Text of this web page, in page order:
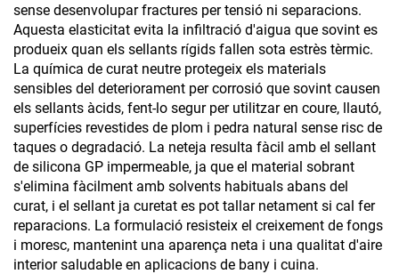
sense desenvolupar fractures per tensió ni separacions.
Aquesta elasticitat evita la infiltració d'aigua que sovint es
produeix quan els sellants rígids fallen sota estrès tèrmic.
La química de curat neutre protegeix els materials
sensibles del deteriorament per corrosió que sovint causen
els sellants àcids, fent-lo segur per utilitzar en coure, llautó,
superfícies revestides de plom i pedra natural sense risc de
taques o degradació. La neteja resulta fàcil amb el sellant
de silicona GP impermeable, ja que el material sobrant
s'elimina fàcilment amb solvents habituals abans del
curat, i el sellant ja curetat es pot tallar netament si cal fer
reparacions. La formulació resisteix el creixement de fongs
i moresc, mantenint una aparença neta i una qualitat d'aire
interior saludable en aplicacions de bany i cuina.